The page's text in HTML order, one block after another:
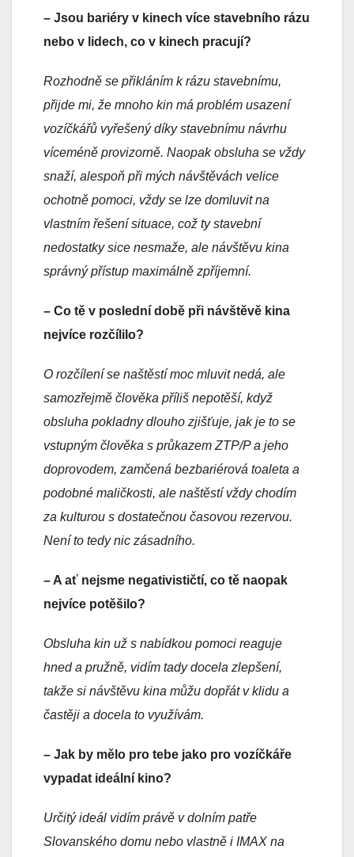
– Jsou bariéry v kinech více stavebního rázu
nebo v lidech, co v kinech pracují?
Rozhodně se přikláním k rázu stavebnímu,
přijde mi, že mnoho kin má problém usazení
vozíčkářů vyřešený díky stavebnímu návrhu
víceméně provizorně. Naopak obsluha se vždy
snaží, alespoň při mých návštěvách velice
ochotně pomoci, vždy se lze domluvit na
vlastním řešení situace, což ty stavební
nedostatky sice nesmaže, ale návštěvu kina
správný přístup maximálně zpříjemní.
– Co tě v poslední době při návštěvě kina
nejvíce rozčílilo?
O rozčílení se naštěstí moc mluvit nedá, ale
samozřejmě člověka příliš nepotěší, když
obsluha pokladny dlouho zjišťuje, jak je to se
vstupným člověka s průkazem ZTP/P a jeho
doprovodem, zamčená bezbariérová toaleta a
podobné maličkosti, ale naštěstí vždy chodím
za kulturou s dostatečnou časovou rezervou.
Není to tedy nic zásadního.
– A ať nejsme negativističtí, co tě naopak
nejvíce potěšilo?
Obsluha kin už s nabídkou pomoci reaguje
hned a pružně, vidím tady docela zlepšení,
takže si návštěvu kina můžu dopřát v klidu a
častěji a docela to využívám.
– Jak by mělo pro tebe jako pro vozíčkáře
vypadat ideální kino?
Určitý ideál vidím právě v dolním patře
Slovanského domu nebo vlastně i IMAX na